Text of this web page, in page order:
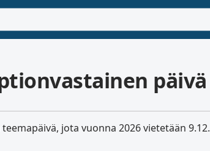
päivä
teemapäivä, jota vuonna 2026 vietetään 9.12.